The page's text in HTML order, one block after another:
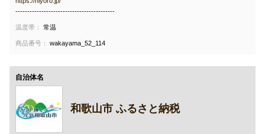
------------------------------------------
温度帯： 常温
商品番号： wakayama_52_114
自治体名
和歌山市 ふるさと納税